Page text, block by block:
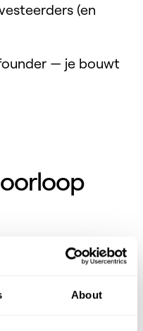
About
(en
— je bouwt